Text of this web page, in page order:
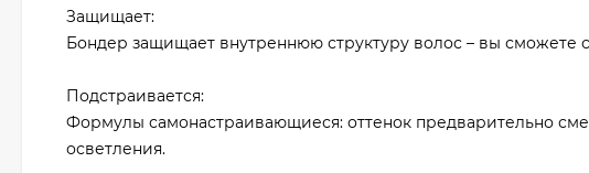
Защищает:
Бондер защищает внутреннюю структуру волос – вы сможете
Подстраивается:
Формулы самонастраивающиеся: оттенок предварительно
осветления.